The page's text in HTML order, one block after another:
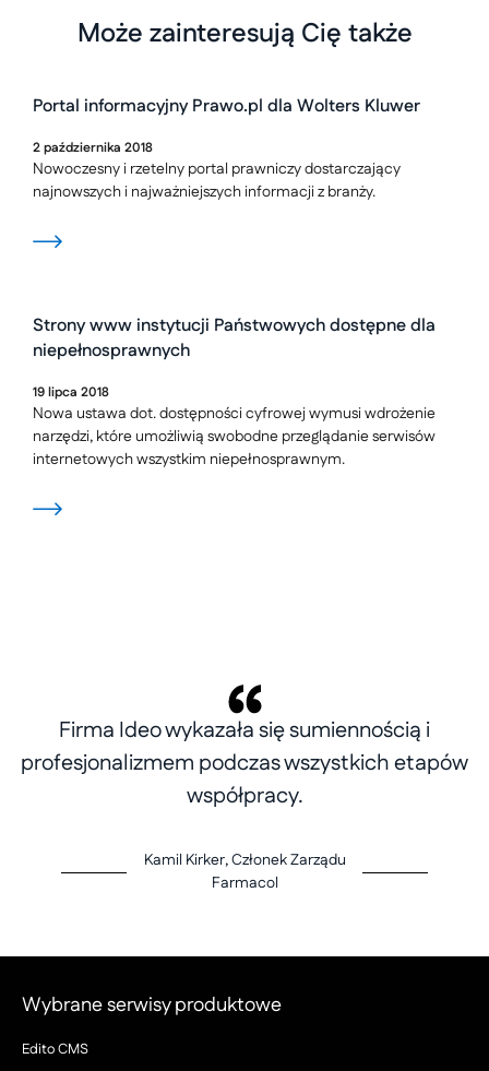
Może zainteresują Cię także
Portal informacyjny Prawo.pl dla Wolters Kluwer
2października 2018
Nowoczesny i rzetelny portal prawniczy dostarczający
najnowszych i najważniejszych informacji z branży.
Strony www instytucji Państwowych dostępne dla
niepełnosprawnych
19lipca 2018
Nowa ustawa dot. dostępności cyfrowej wymusi wdrożenie
narzędzi, które umożliwią swobodne przeglądanie serwisów
internetowych wszystkim niepełnosprawnym.
Firma Ideo wykazała się sumiennością i
profesjonalizmem podczas wszystkich etapów
współpracy.
Kamil Kirker, Członek Zarządu
Farmacol
Wybrane serwisy produktowe
Edito CMS